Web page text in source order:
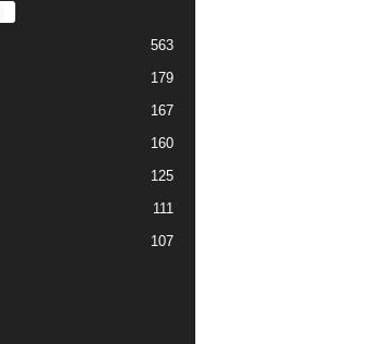
563
179
167
160
125
111
107